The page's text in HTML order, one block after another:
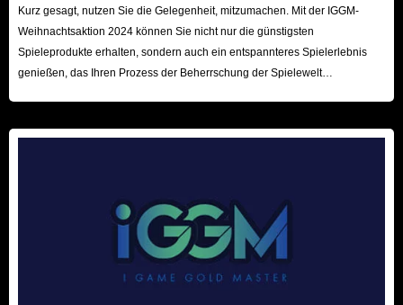
Kurz gesagt, nutzen Sie die Gelegenheit, mitzumachen. Mit der IGGM-
Weihnachtsaktion 2024 können Sie nicht nur die günstigsten
Spieleprodukte erhalten, sondern auch ein entspannteres Spielerlebnis
genießen, das Ihren Prozess der Beherrschung der Spielewelt